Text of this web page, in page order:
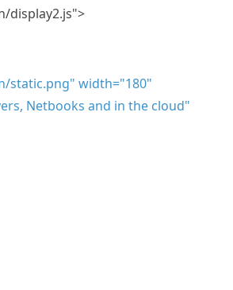
display2.js">
static.png" width="180"
Netbooks and in the cloud"